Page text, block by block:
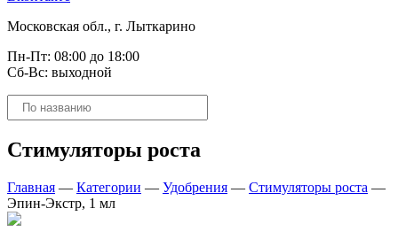
Московская обл., г. Лыткарино
Пн-Пт: 08:00 до 18:00
Сб-Вс: выходной
Поиск
товаров
Стимуляторы роста
Главная — Категории — Удобрения — Стимуляторы роста —
Эпин-Экстр, 1 мл